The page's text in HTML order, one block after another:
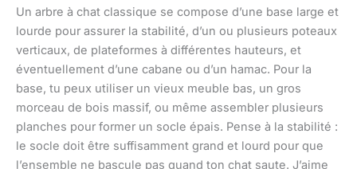
Un arbre à chat classique se compose d’une base large et
lourde pour assurer la stabilité, d’un ou plusieurs poteaux
verticaux, de plateformes à différentes hauteurs, et
éventuellement d’une cabane ou d’un hamac. Pour la
base, tu peux utiliser un vieux meuble bas, un gros
morceau de bois massif, ou même assembler plusieurs
planches pour former un socle épais. Pense à la stabilité :
le socle doit être suffisamment grand et lourd pour que
l’ensemble ne bascule pas quand ton chat saute. J’aime